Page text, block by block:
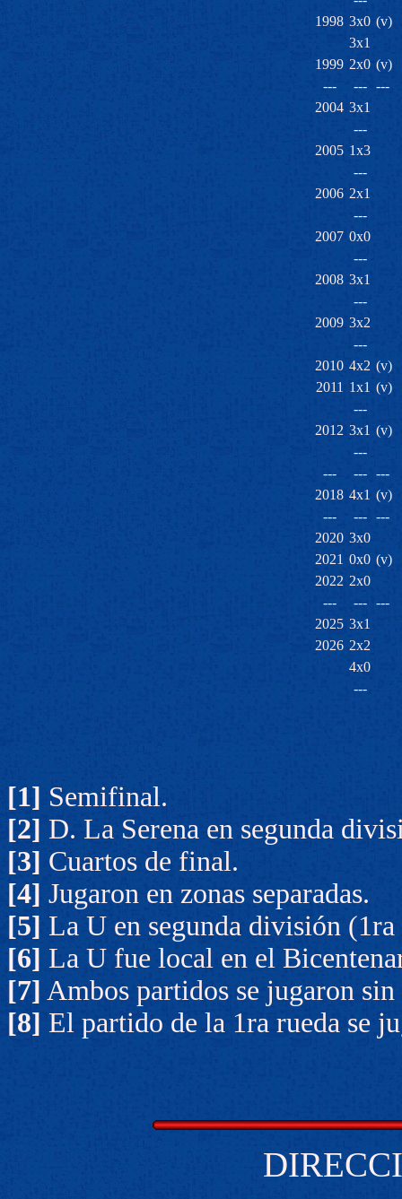
1998 3x0 (v)
3x1
1999 2x0 (v)
---
---
---
2004 3x1
---
2005 1x3
---
2006 2x1
---
2007 0x0
---
2008 3x1
---
2009 3x2
---
2010 4x2 (v)
2011 1x1 (v)
---
2012 3x1 (v)
---
---
---
---
2018 4x1 (v)
---
---
---
2020 3x0
2021 0x0 (v)
2022 2x0
---
---
---
2025 3x1
2026 2x2
4x0
---
[1] Semifinal.
[2] D. La Serena en segunda
[3] Cuartos de final.
[4] Jugaron en zonas separadas.
[5] La U en segunda división
[6] La U fue local en el
[7] Ambos partidos se jugaron
[8] El partido de la 1ra rueda se